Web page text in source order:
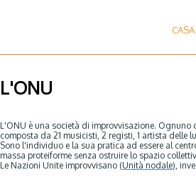
CASA
L'ONU
L'ONU è una società di improvvisazione.
composta da 21 musicisti, 2 registi, 1 artista delle
Sono l'individuo e la sua pratica ad essere al
massa proteiforme senza ostruire lo spazio
Le Nazioni Unite improvvisano (Unità nodale),